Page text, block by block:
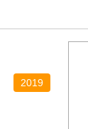
2019